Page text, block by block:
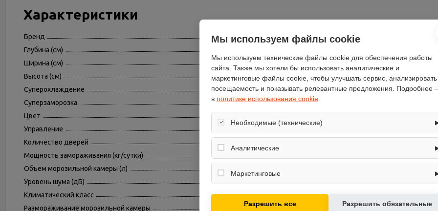
Характеристики
Бренд
Smeg
Глубина (см)
Ширина (см)
Высота (см)
192.6
Суперохлаждение
есть
Суперзаморозка
Цвет
Управление
Количество дверей
Мощность замораживания (кг/cутки)
Объем морозильной камеры (л)
Уровень шума (дБ)
Климатический класс
SN,T
Размораживание морозильной камеры
No Frost
Мы используем файлы cookie
Мы используем технические файлы cookie для обеспечения работы
сайта. Также мы хотели бы использовать аналитические и
маркетинговые файлы cookie, чтобы улучшать сервис, анализировать
посещаемость и показывать релевантные предложения. Подробнее
в политике использования cookie
Необходимые (технические)
Обеспечивают корректную работу сайта: оформление заказа, корзина,
вход в личный кабинет. Без них основные функции могут быть
Аналитические
Собирают обезличенную информацию о посещениях и использовании
сайта (например, счётчики аналитики), помогают улучшать интерфейс и
Маркетинговые
Разрешить все Разрешить обязательные